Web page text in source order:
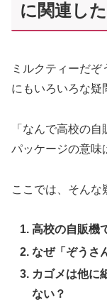
に関連し
ミルクティーだ
にもいろいろな疑
「なんで高校の
パッケージの意味
ここでは、そんな
高校の自販機
なぜ「ぞうさ
カゴメは他に
ない？